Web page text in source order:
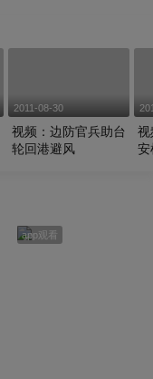
2011-08-30
视频：边防官兵助台
轮回港避风
视
安
app观看